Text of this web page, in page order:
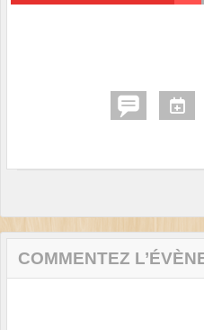
COMMENTEZ